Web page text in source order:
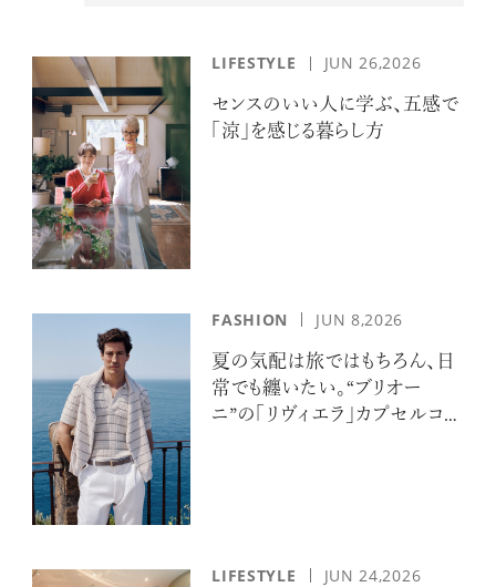
LIFESTYLE JUN 26,2026
センスのいい人に学ぶ、五感で
「涼」を感じる暮らし方
FASHION JUN 8,2026
夏の気配は旅ではもちろん、日
常でも纏いたい。“ブリオー
ニ”の「リヴィエラ」カプセルコレ
LIFESTYLE JUN 24,2026